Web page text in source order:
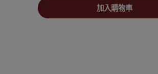
加入購物車